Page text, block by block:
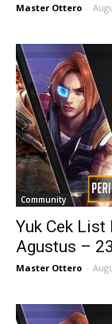
Master Ottero -
Community
Yuk Cek
Agustus –
Master Ottero -